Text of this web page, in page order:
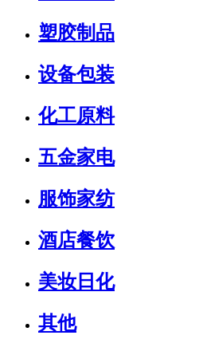
塑胶制品
设备包装
化工原料
五金家电
服饰家纺
酒店餐饮
美妆日化
其他